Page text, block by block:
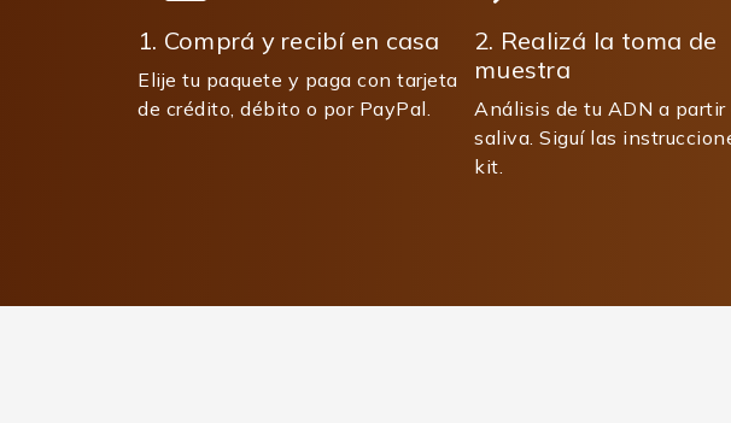
1. Comprá y recibí en casa
Elije tu paquete y paga con tarjeta
de crédito, débito o por PayPal.
2. Realizá la toma de
muestra
Análisis de tu ADN a partir
saliva. Siguí las
kit.